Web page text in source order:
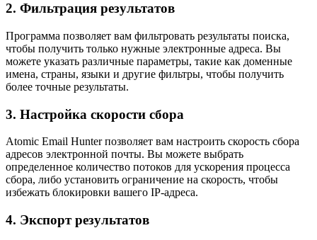
2. Фильтрация результатов
Программа позволяет вам фильтровать результаты поиска,
чтобы получить только нужные электронные адреса. Вы
можете указать различные параметры, такие как доменные
имена, страны, языки и другие фильтры, чтобы получить
более точные результаты.
3. Настройка скорости сбора
Atomic Email Hunter позволяет вам настроить скорость сбора
адресов электронной почты. Вы можете выбрать
определенное количество потоков для ускорения процесса
сбора, либо установить ограничение на скорость, чтобы
избежать блокировки вашего IP-адреса.
4. Экспорт результатов